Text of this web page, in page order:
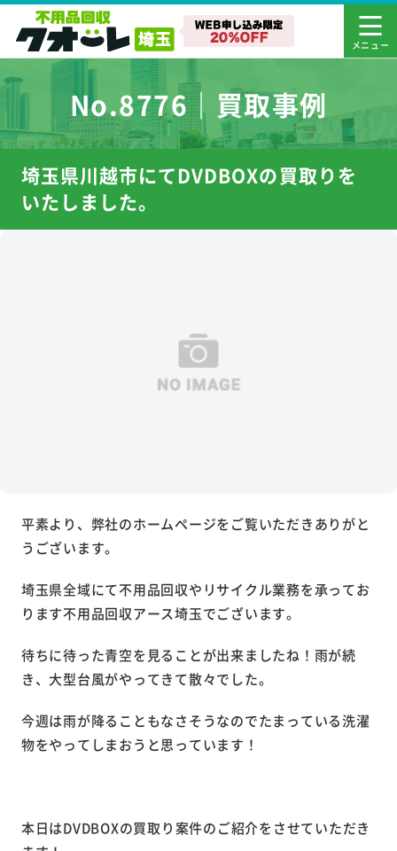
No.8776｜買取事例
埼玉県川越市にてDVDBOXの買取りを
いたしました。
平素より、弊社のホームページをご覧いただきありがと
うございます。
埼玉県全域にて不用品回収やリサイクル業務を承ってお
ります不用品回収アース埼玉でございます。
待ちに待った青空を見ることが出来ましたね！雨が続
き、大型台風がやってきて散々でした。
今週は雨が降ることもなさそうなのでたまっている洗濯
物をやってしまおうと思っています！
本日はDVDBOXの買取り案件のご紹介をさせていただき